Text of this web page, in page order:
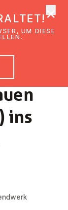
ins
UM DIESE
×